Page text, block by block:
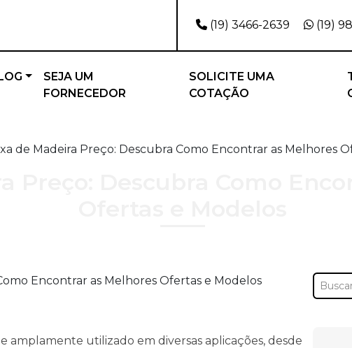
(19) 3466-2639 (19)
SEJA UM
FORNECEDOR
SOLICITE UMA
COTAÇÃO
de Madeira Preço: Descubra Como Encontrar as Melhores
amplamente utilizado em diversas aplicações, desde